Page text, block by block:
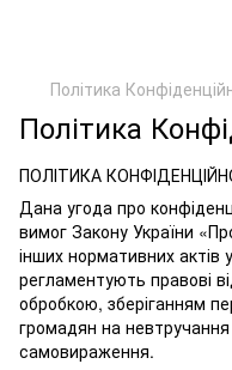
Політика
Політика
ПОЛІТИКА
Дана угода про
вимог Закону України
інших нормативних актів
регламентують правові
обробкою, зберіганням
громадян на
самовираження.